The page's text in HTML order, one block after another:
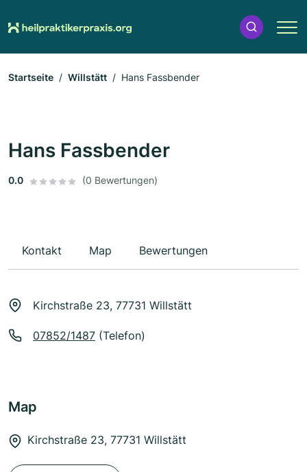
Startseite Willstätt Hans Fassbender
Hans Fassbender
0.0 (0 Bewertungen)
Kontakt Map Bewertungen
Kirchstraße 23, 77731 Willstätt
07852/1487 (Telefon)
Map
Kirchstraße 23, 77731 Willstätt